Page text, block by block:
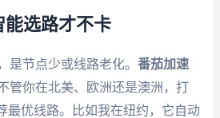
能选路才不卡
是节点少或线路老化。 番茄加速
管你在北美、欧洲还是澳洲，打
最优线路。比如我在纽约，它自动